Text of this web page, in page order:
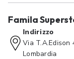
Famila
Indirizzo
Via T.A.Edison
Lombardia